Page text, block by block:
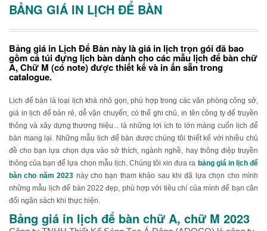
BẢNG GIÁ IN LỊCH ĐỂ BÀN
Bảng giá in Lịch Để Bàn này là giá in lịch trọn gói đã bao
gồm cả túi đựng lịch bàn dành cho các mẫu lịch để bàn chữ
A, Chữ M (có note) được thiết kế và in ấn sẵn trong
catalogue.
Lịch để bàn là loại lịch khá nhỏ gọn, phù hợp trong các văn phòng công sở,
giá in lịch để bàn rẻ, dễ vận chuyển, có thể ghi chú, in tên công ty để truyền
thông và xây dựng thương hiệu... là những lợi ích to lớn màng cuốn lịch để
bàn mang lại. Những mẫu lịch để bàn được chúng tôi thiết kế với nhiều chủ
đề cho bạn lựa chọn dựa vào sở thích, ngành nghề, hay thông điệp truyền
thông của bạn để lựa chọn mẫu lịch. Chúng tôi xin đưa ra bảng giá in lịch để
bàn cho năm 2023 này cho bạn tham khảo sau khi đã lựa chọn cho mình
những mẫu lịch để bàn 2022 đẹp, phù hợp với tiêu chí của mình để bạn cân
đối ngân sách khi thực hiện.
Bảng giá in lịch để bàn chữ A, chữ M 2023